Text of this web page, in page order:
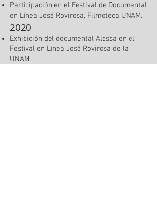
Participación en el Festival de Documental
en Línea José Rovirosa, Filmoteca UNAM.
2020
Exhibición del documental Alessa en el
Festival en Línea José Rovirosa de la
UNAM.